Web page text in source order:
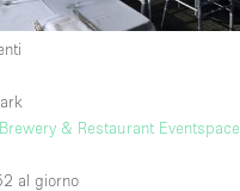
& Restaurant Eventspace
al giorno